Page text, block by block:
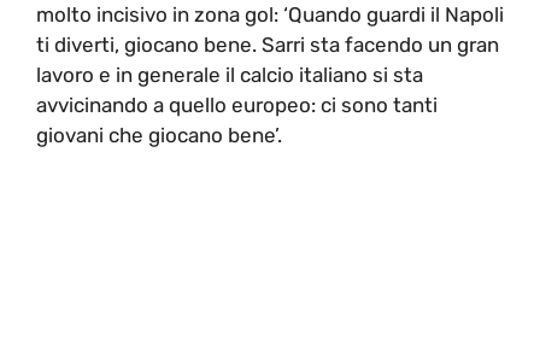
molto incisivo in zona gol: ‘Quando guardi il Napoli
ti diverti, giocano bene. Sarri sta facendo un gran
lavoro e in generale il calcio italiano si sta
avvicinando a quello europeo: ci sono tanti
giovani che giocano bene’.